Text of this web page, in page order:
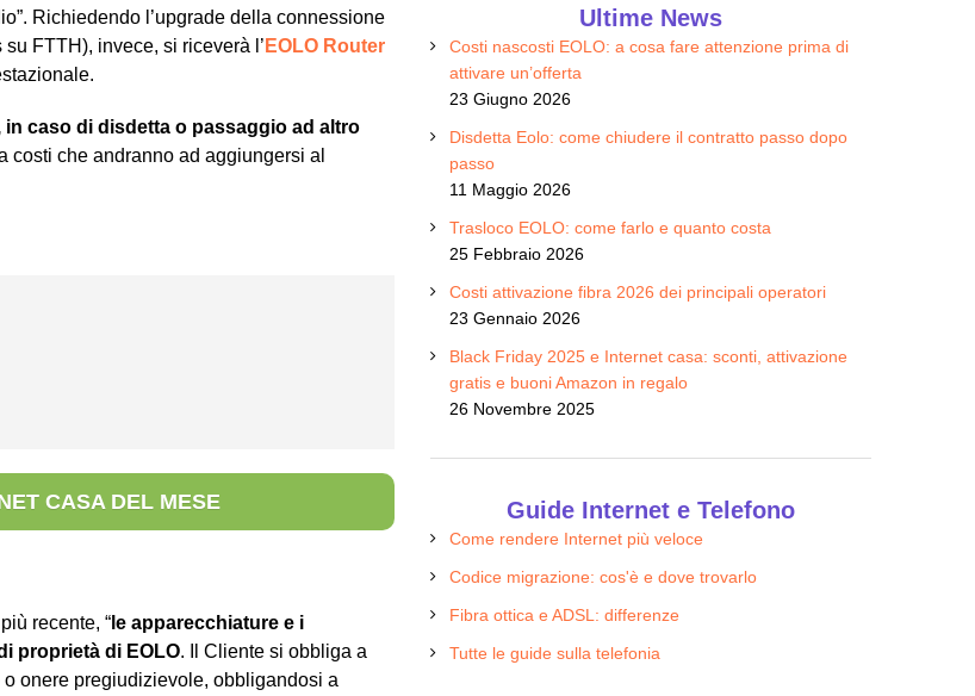
Richiedendo l’upgrade della connessione
FTTH), invece, si riceverà l’ EOLO Router
caso di disdetta o passaggio ad altro
costi che andranno ad aggiungersi al
CASA DEL MESE
recente, “ le apparecchiature e i
proprietà di EOLO. Il Cliente si obbliga a
onere pregiudizievole, obbligandosi a
Ultime News
Costi nascosti EOLO: a cosa fare attenzione prima di
attivare un’offerta
23 Giugno 2026
Disdetta Eolo: come chiudere il contratto passo dopo
passo
11 Maggio 2026
Trasloco EOLO: come farlo e quanto costa
25 Febbraio 2026
Costi attivazione fibra 2026 dei principali operatori
23 Gennaio 2026
Black Friday 2025 e Internet casa: sconti, attivazione
gratis e buoni Amazon in regalo
26 Novembre 2025
Guide Internet e Telefono
Come rendere Internet più veloce
Codice migrazione: cos'è e dove trovarlo
Fibra ottica e ADSL: differenze
Tutte le guide sulla telefonia